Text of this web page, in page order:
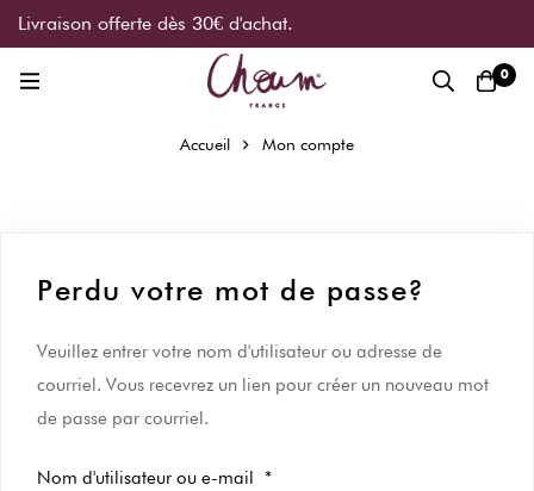
Livraison offerte dès 30€ d'achat.
0
Accueil Mon compte
Perdu votre mot de passe?
Veuillez entrer votre nom d'utilisateur ou adresse de
courriel. Vous recevrez un lien pour créer un nouveau mot
de passe par courriel.
Nom d'utilisateur ou e-mail *